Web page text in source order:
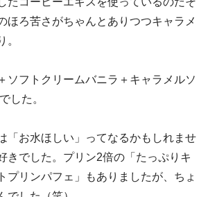
ほろ苦さがちゃんとありつつキャラメ
。
ソフトクリームバニラ＋キャラメルソ
した。
「お水ほしい」ってなるかもしれませ
きでした。プリン2倍の「たっぷりキ
プリンパフェ」もありましたが、ちょ